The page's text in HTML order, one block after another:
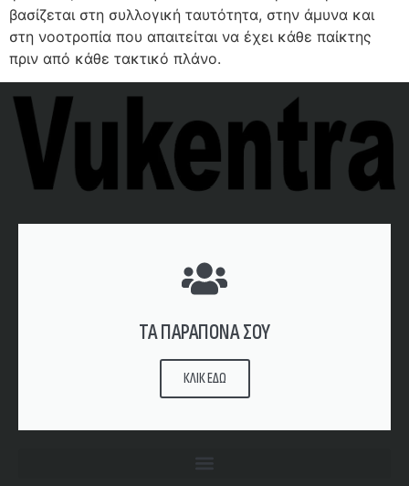
βασίζεται στη συλλογική ταυτότητα, στην άμυνα και
στη νοοτροπία που απαιτείται να έχει κάθε παίκτης
πριν από κάθε τακτικό πλάνο.
ΤΑ ΠΑΡΑΠΟΝΑ ΣΟΥ
ΚΛΙΚ ΕΔΩ